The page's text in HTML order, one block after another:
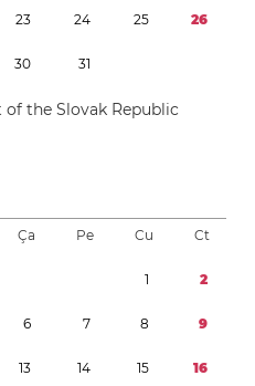
23 24 25 26
30 31
the Slovak Republic
Ça Pe Cu Ct
1 2
6 7 8 9
13 14 15 16